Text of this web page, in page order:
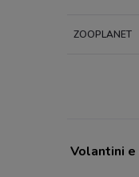
ZOOPLANET
Volantini